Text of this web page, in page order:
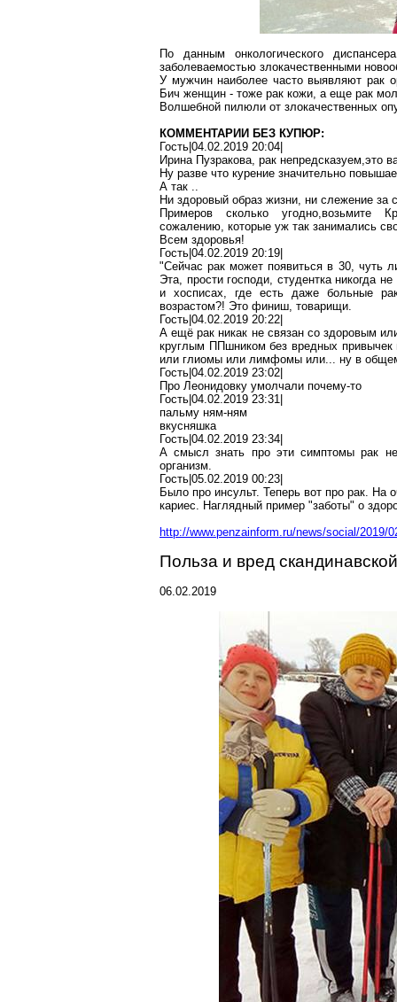
По данным онкологического
заболеваемостью злокачественными
У мужчин наиболее часто выявляют рак
Бич женщин - тоже рак кожи, а еще рак
Волшебной пилюли от злокачественных
КОММЕНТАРИИ БЕЗ КУПЮР:
Гость|04.02.2019 20:04|
Ирина Пузракова, рак непредсказуем,это
Ну разве что курение значительно
А так ..
Ни здоровый образ жизни, ни слежение за
Примеров сколько угодно,возьмите
сожалению, которые уж так занимались
Всем здоровья!
Гость|04.02.2019 20:19|
"Сейчас рак может появиться в 30, чуть
Эта, прости господи, студентка никогда
и хосписах, где есть даже больные
возрастом?! Это финиш, товарищи.
Гость|04.02.2019 20:22|
А ещё рак никак не связан со здоровым
круглым ППшником без вредных
или глиомы или лимфомы или... ну в
Гость|04.02.2019 23:02|
Про Леонидовку умолчали почему-то
Гость|04.02.2019 23:31|
пальму ням-ням
вкусняшка
Гость|04.02.2019 23:34|
А смысл знать про эти симптомы рак
организм.
Гость|05.02.2019 00:23|
Было про инсульт. Теперь вот про рак. На
кариес. Наглядный пример "заботы" о
http://www.penzainform.ru/news/social/
Польза и вред
06.02.2019